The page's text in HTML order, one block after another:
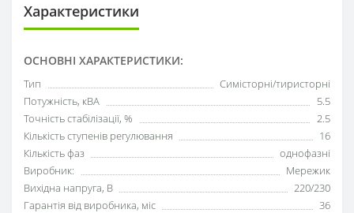
Характеристики
ОСНОВНІ ХАРАКТЕРИСТИКИ:
Тип
Симісторні/тиристорні
Потужність, кВА
5.5
Точність стабілізації, %
2.5
Кількість ступенів регулювання
16
Кількість фаз
однофазні
Виробник:
Мережик
Вихідна напруга, В
220/230
Гарантія від виробника, міс
36